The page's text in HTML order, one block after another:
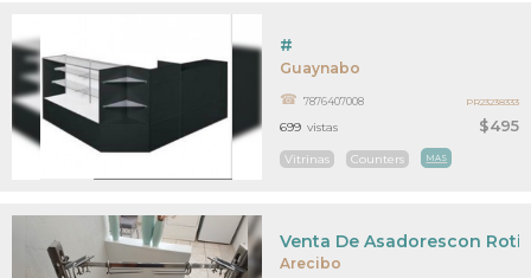
Guaynabo
$495
#
7876407008
Vitrinas Counters MAS
699 vistas
PR23238333
Arecibo
Venta De Asadorescon